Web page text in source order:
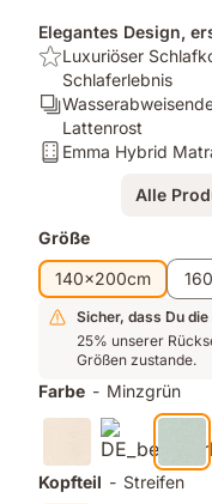
Elegantes Design,
USP:
Luxuriöser
Schlafkomfort
ein
Schlaferlebnis
Luxuriöser
Schlaferlebnis
Ergonomie/Zonen:
Wasserabweisende
Bezüge
Lattenrost
Lattenrost
Matratze:
Emma Hybrid
Alle
Zusatzprodukte
Größe
140x200cm
Sicher, dass Du
25% unserer
Größen zustande.
Farbe - Minzgrün
Kopfteil - Streifen